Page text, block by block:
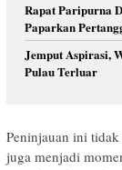
Rapat Paripurna
Paparkan
Jemput Aspirasi,
Pulau Terluar
Peninjauan ini
juga menjadi